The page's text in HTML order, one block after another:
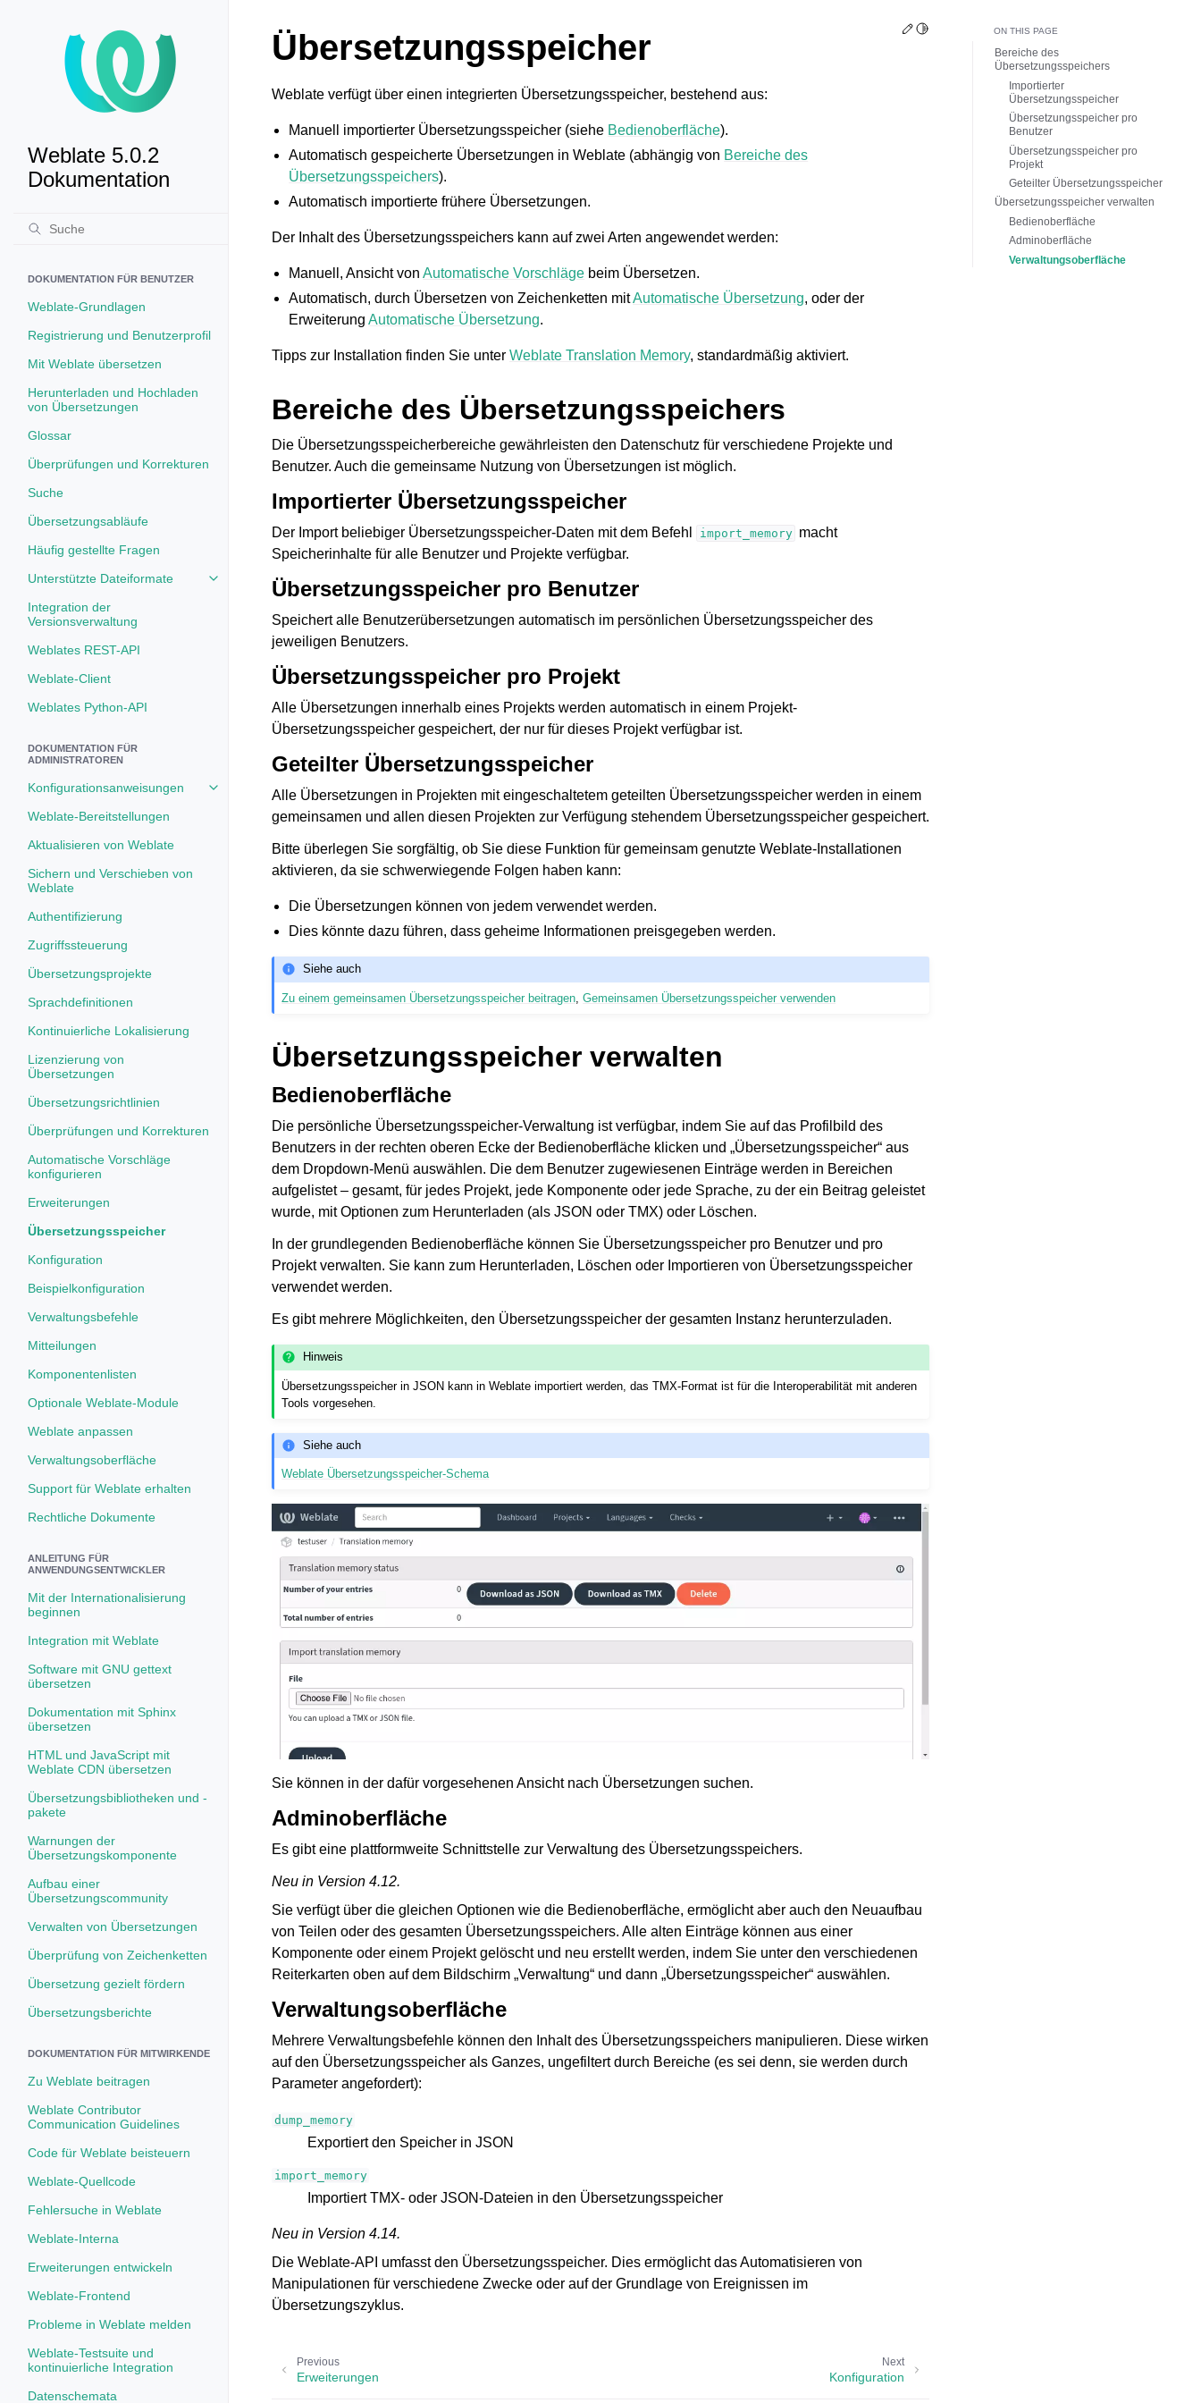
Weblate 5.0.2
Dokumentation
DOKUMENTATION FÜR BENUTZER
Weblate-Grundlagen
Registrierung und Benutzerprofil
Mit Weblate übersetzen
Herunterladen und Hochladen
von Übersetzungen
Glossar
Überprüfungen und Korrekturen
Suche
Übersetzungsabläufe
Häufig gestellte Fragen
Unterstützte Dateiformate
Toggle navigation of Unterstützte Dateiformate
Integration der
Versionsverwaltung
Weblates REST-API
Weblate-Client
Weblates Python-API
DOKUMENTATION FÜR
ADMINISTRATOREN
Konfigurationsanweisungen
Toggle navigation of Konfigurationsanweisungen
Weblate-Bereitstellungen
Aktualisieren von Weblate
Sichern und Verschieben von
Weblate
Authentifizierung
Zugriffssteuerung
Übersetzungsprojekte
Sprachdefinitionen
Kontinuierliche Lokalisierung
Lizenzierung von
Übersetzungen
Übersetzungsrichtlinien
Überprüfungen und Korrekturen
Automatische Vorschläge
konfigurieren
Erweiterungen
Übersetzungsspeicher
Konfiguration
Beispielkonfiguration
Verwaltungsbefehle
Mitteilungen
Komponentenlisten
Optionale Weblate-Module
Weblate anpassen
Verwaltungsoberfläche
Support für Weblate erhalten
Rechtliche Dokumente
ANLEITUNG FÜR
ANWENDUNGSENTWICKLER
Mit der Internationalisierung
beginnen
Integration mit Weblate
Software mit GNU gettext
übersetzen
Dokumentation mit Sphinx
übersetzen
HTML und JavaScript mit
Weblate CDN übersetzen
Übersetzungsbibliotheken und -
pakete
Warnungen der
Übersetzungskomponente
Aufbau einer
Übersetzungscommunity
Verwalten von Übersetzungen
Überprüfung von Zeichenketten
Übersetzung gezielt fördern
Übersetzungsberichte
DOKUMENTATION FÜR MITWIRKENDE
Zu Weblate beitragen
Weblate Contributor
Communication Guidelines
Code für Weblate beisteuern
Weblate-Quellcode
Fehlersuche in Weblate
Weblate-Interna
Erweiterungen entwickeln
Weblate-Frontend
Probleme in Weblate melden
Weblate-Testsuite und
kontinuierliche Integration
Datenschemata
Edit this page
Toggle Light / Dark / Auto color theme
Übersetzungsspeicher
Weblate verfügt über einen integrierten Übersetzungsspeicher, bestehend aus:
Manuell importierter Übersetzungsspeicher (siehe Bedienoberfläche).
Automatisch gespeicherte Übersetzungen in Weblate (abhängig von Bereiche des
Übersetzungsspeichers).
Automatisch importierte frühere Übersetzungen.
Der Inhalt des Übersetzungsspeichers kann auf zwei Arten angewendet werden:
Manuell, Ansicht vonAutomatische Vorschläge beim Übersetzen.
Automatisch, durch Übersetzen von Zeichenketten mitAutomatische Übersetzung, oder der
ErweiterungAutomatische Übersetzung.
Tipps zur Installation finden Sie unter Weblate Translation Memory, standardmäßig aktiviert.
Bereiche des Übersetzungsspeichers
Die Übersetzungsspeicherbereiche gewährleisten den Datenschutz für verschiedene Projekte und
Benutzer. Auch die gemeinsame Nutzung von Übersetzungen ist möglich.
Importierter Übersetzungsspeicher
Der Import beliebiger Übersetzungsspeicher-Daten mit dem Befehl import_memory macht
Speicherinhalte für alle Benutzer und Projekte verfügbar.
Übersetzungsspeicher pro Benutzer
Speichert alle Benutzerübersetzungen automatisch im persönlichen Übersetzungsspeicher des
jeweiligen Benutzers.
Übersetzungsspeicher pro Projekt
Alle Übersetzungen innerhalb eines Projekts werden automatisch in einem Projekt-
Übersetzungsspeicher gespeichert, der nur für dieses Projekt verfügbar ist.
Geteilter Übersetzungsspeicher
Alle Übersetzungen in Projekten mit eingeschaltetem geteilten Übersetzungsspeicher werden in einem
gemeinsamen und allen diesen Projekten zur Verfügung stehendem Übersetzungsspeicher gespeichert.
Bitte überlegen Sie sorgfältig, ob Sie diese Funktion für gemeinsam genutzte Weblate-Installationen
aktivieren, da sie schwerwiegende Folgen haben kann:
Die Übersetzungen können von jedem verwendet werden.
Dies könnte dazu führen, dass geheime Informationen preisgegeben werden.
Siehe auch
Zu einem gemeinsamen Übersetzungsspeicher beitragen ,Gemeinsamen Übersetzungsspeicher verwenden
Übersetzungsspeicher verwalten
Bedienoberfläche
Die persönliche Übersetzungsspeicher-Verwaltung ist verfügbar, indem Sie auf das Profilbild des
Benutzers in der rechten oberen Ecke der Bedienoberfläche klicken und „Übersetzungsspeicher“ aus
dem Dropdown-Menü auswählen. Die dem Benutzer zugewiesenen Einträge werden in Bereichen
aufgelistet – gesamt, für jedes Projekt, jede Komponente oder jede Sprache, zu der ein Beitrag geleistet
wurde, mit Optionen zum Herunterladen (als JSON oder TMX) oder Löschen.
In der grundlegenden Bedienoberfläche können Sie Übersetzungsspeicher pro Benutzer und pro
Projekt verwalten. Sie kann zum Herunterladen, Löschen oder Importieren von Übersetzungsspeicher
verwendet werden.
Es gibt mehrere Möglichkeiten, den Übersetzungsspeicher der gesamten Instanz herunterzuladen.
Hinweis
Übersetzungsspeicher in JSON kann in Weblate importiert werden, das TMX-Format ist für die Interoperabilität mit anderen
Tools vorgesehen.
Siehe auch
Weblate Übersetzungsspeicher-Schema
Sie können in der dafür vorgesehenen Ansicht nach Übersetzungen suchen.
Adminoberfläche
Es gibt eine plattformweite Schnittstelle zur Verwaltung des Übersetzungsspeichers.
Neu in Version 4.12.
Sie verfügt über die gleichen Optionen wie die Bedienoberfläche, ermöglicht aber auch den Neuaufbau
von Teilen oder des gesamten Übersetzungsspeichers. Alle alten Einträge können aus einer
Komponente oder einem Projekt gelöscht und neu erstellt werden, indem Sie unter den verschiedenen
Reiterkarten oben auf dem Bildschirm „Verwaltung“ und dann „Übersetzungsspeicher“ auswählen.
Verwaltungsoberfläche
Mehrere Verwaltungsbefehle können den Inhalt des Übersetzungsspeichers manipulieren. Diese wirken
auf den Übersetzungsspeicher als Ganzes, ungefiltert durch Bereiche (es sei denn, sie werden durch
Parameter angefordert):
dump_memory
Exportiert den Speicher in JSON
import_memory
Importiert TMX- oder JSON-Dateien in den Übersetzungsspeicher
Neu in Version 4.14.
Die Weblate-API umfasst den Übersetzungsspeicher. Dies ermöglicht das Automatisieren von
Manipulationen für verschiedene Zwecke oder auf der Grundlage von Ereignissen im
Übersetzungszyklus.
Next
Konfiguration
Previous
Erweiterungen
ON THIS PAGE
Bereiche des
Übersetzungsspeichers
Importierter
Übersetzungsspeicher
Übersetzungsspeicher pro
Benutzer
Übersetzungsspeicher pro
Projekt
Geteilter Übersetzungsspeicher
Übersetzungsspeicher verwalten
Bedienoberfläche
Adminoberfläche
Verwaltungsoberfläche